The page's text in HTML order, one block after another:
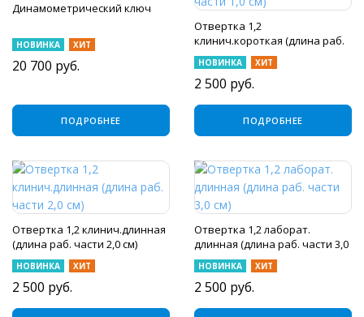
Динамометрический ключ
НОВИНКА ХИТ
20 700 руб.
ПОДРОБНЕЕ
Отвертка 1,2
клинич.короткая (длина раб.
части 1,0 см)
НОВИНКА ХИТ
2 500 руб.
ПОДРОБНЕЕ
Отвертка 1,2 клинич.длинная
(длина раб. части 2,0 см)
НОВИНКА ХИТ
2 500 руб.
Отвертка 1,2 лаборат.
длинная (длина раб. части 3,0
см)
НОВИНКА ХИТ
2 500 руб.